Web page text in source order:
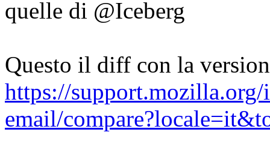
quelle di @Iceberg
Questo il diff con la
https://
email/